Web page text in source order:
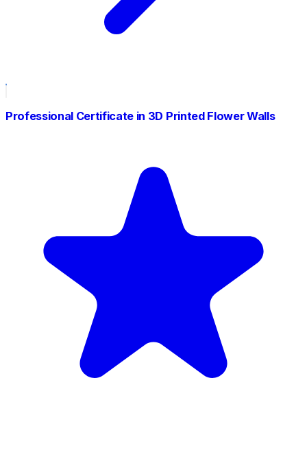
Professional Certificate in 3D Printed Flower Walls